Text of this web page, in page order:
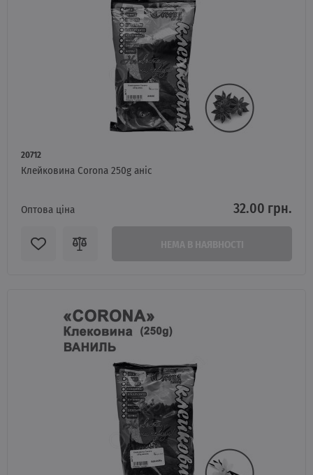
20712
Клейковина Corona 250g аніс
Оптова ціна 32.00 грн.